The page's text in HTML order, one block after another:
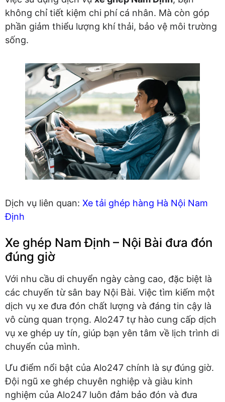
không chỉ tiết kiệm chi phí cá nhân. Mà còn góp
phần giảm thiểu lượng khí thải, bảo vệ môi trường
sống.
Dịch vụ liên quan: Xe tải ghép hàng Hà Nội Nam
Định
Xe ghép Nam Định – Nội Bài đưa đón
đúng giờ
Với nhu cầu di chuyển ngày càng cao, đặc biệt là
các chuyến từ sân bay Nội Bài. Việc tìm kiếm một
dịch vụ xe đưa đón chất lượng và đáng tin cậy là
vô cùng quan trọng. Alo247 tự hào cung cấp dịch
vụ xe ghép uy tín, giúp bạn yên tâm về lịch trình di
chuyển của mình.
Ưu điểm nổi bật của Alo247 chính là sự đúng giờ.
Đội ngũ xe ghép chuyên nghiệp và giàu kinh
nghiệm của Alo247 luôn đảm bảo đón và đưa